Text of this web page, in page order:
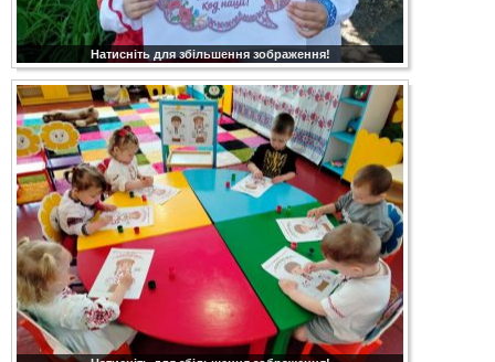
Натисніть для збільшення зображення!